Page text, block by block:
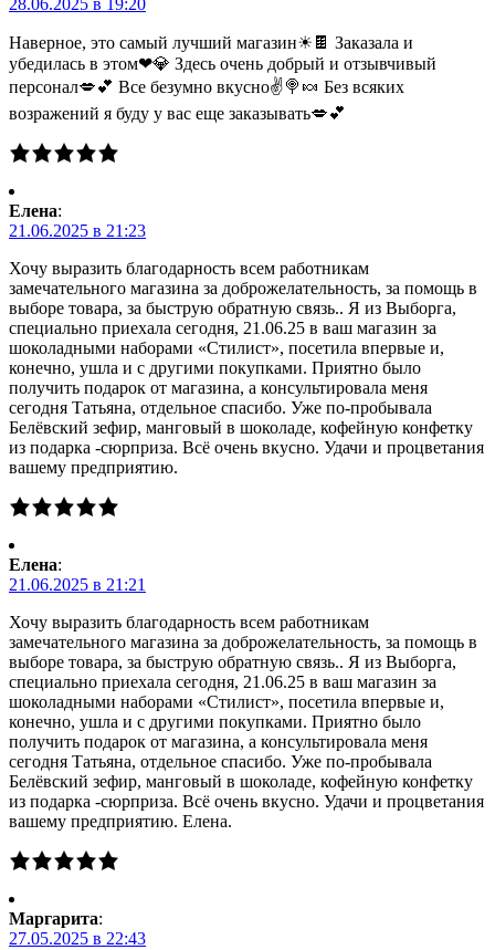
28.06.2025 в 19:20
Наверное, это самый лучший магазин☀🍫 Заказала и
убедилась в этом❤💎 Здесь очень добрый и отзывчивый
персонал💋💕 Все безумно вкусно✌🍭🍬 Без всяких
возражений я буду у вас еще заказывать💋💕
Елена:
21.06.2025 в 21:23
Хочу выразить благодарность всем работникам
замечательного магазина за доброжелательность, за помощь в
выборе товара, за быструю обратную связь.. Я из Выборга,
специально приехала сегодня, 21.06.25 в ваш магазин за
шоколадными наборами «Стилист», посетила впервые и,
конечно, ушла и с другими покупками. Приятно было
получить подарок от магазина, а консультировала меня
сегодня Татьяна, отдельное спасибо. Уже по-пробывала
Белёвский зефир, манговый в шоколаде, кофейную конфетку
из подарка -сюрприза. Всё очень вкусно. Удачи и процветания
вашему предприятию.
Елена:
21.06.2025 в 21:21
Хочу выразить благодарность всем работникам
замечательного магазина за доброжелательность, за помощь в
выборе товара, за быструю обратную связь.. Я из Выборга,
специально приехала сегодня, 21.06.25 в ваш магазин за
шоколадными наборами «Стилист», посетила впервые и,
конечно, ушла и с другими покупками. Приятно было
получить подарок от магазина, а консультировала меня
сегодня Татьяна, отдельное спасибо. Уже по-пробывала
Белёвский зефир, манговый в шоколаде, кофейную конфетку
из подарка -сюрприза. Всё очень вкусно. Удачи и процветания
вашему предприятию. Елена.
Маргарита:
27.05.2025 в 22:43